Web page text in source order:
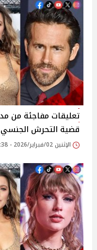
تعليقات مفاجئة من
قضية التحرش الجنسي
الإثنين 02/فبراير/2026 - 04:38 م